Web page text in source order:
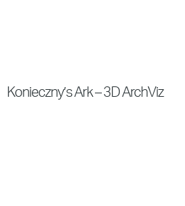
Konieczny’s Ark – 3D ArchViz